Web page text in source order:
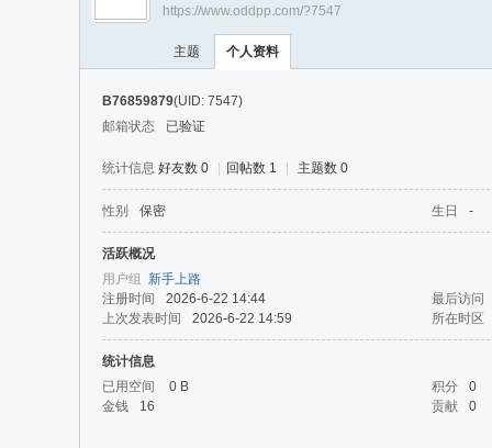
淘
https://www.oddpp.com/?7547
主题 个人资料
B76859879(UID: 7547)
邮箱状态
已验证
统计信息 好友数 0 回帖数 1 主题数 0
性别 保密 生日 -
活跃概况
用户组 新手上路
注册时间
2026-6-22 14:44 最后访问
上次发表时间
2026-6-22 14:59 所在时区
统计信息
已用空间
0 B 积分 0
金钱
16 贡献 0